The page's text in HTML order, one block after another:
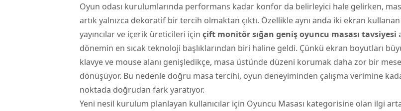
Oyun odası kurulumlarında performans kadar konfor da belirleyici hale gelirken,
artık yalnızca dekoratif bir tercih olmaktan çıktı. Özellikle aynı anda iki ekran
yayıncılar ve içerik üreticileri için çift monitörsığan geniş oyuncu masası tavsiyesi
dönemin en sıcak teknoloji başlıklarından biri haline geldi. Çünkü ekran boyutları
klavye ve mouse alanı genişledikçe, masa üstünde düzeni korumak daha zor bir
dönüşüyor. Bu nedenle doğru masa tercihi, oyun deneyiminden çalışma verimine
noktada doğrudan fark yaratıyor.
Yeni nesil kurulum planlayan kullanıcılar için Oyuncu Masası kategorisine olan ilgi